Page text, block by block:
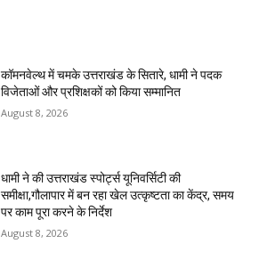
कॉमनवेल्थ में चमके उत्तराखंड के सितारे, धामी ने पदक
विजेताओं और प्रशिक्षकों को किया सम्मानित
August 8, 2026
धामी ने की उत्तराखंड स्पोर्ट्स यूनिवर्सिटी की
समीक्षा,गौलापार में बन रहा खेल उत्कृष्टता का केंद्र, समय
पर काम पूरा करने के निर्देश
August 8, 2026